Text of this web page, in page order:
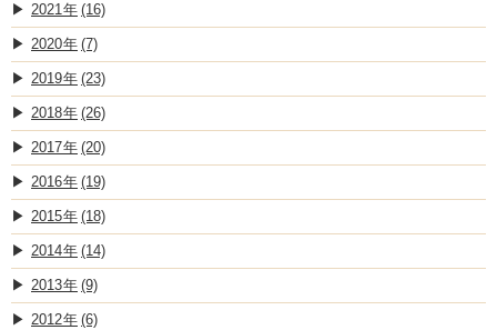
2021 (16)
2020 (7)
2019 (23)
2018 (26)
2017 (20)
2016 (19)
2015 (18)
2014 (14)
2013 (9)
2012 (6)